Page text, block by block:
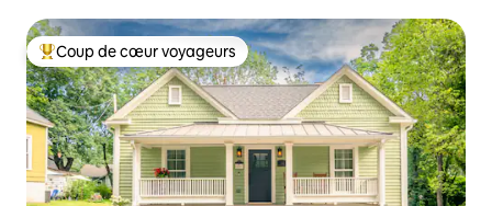
Coups de cœur voyageurs les plus appréciés
Coup de cœur voyageurs